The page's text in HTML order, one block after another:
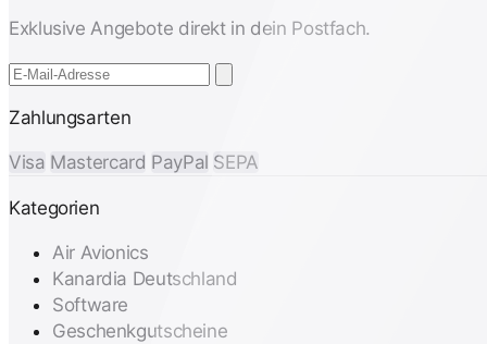
Exklusive Angebote direkt in dein Postfach.
Zahlungsarten
Visa Mastercard PayPal SEPA
Kategorien
Air Avionics
Kanardia Deutschland
Software
Geschenkgutscheine